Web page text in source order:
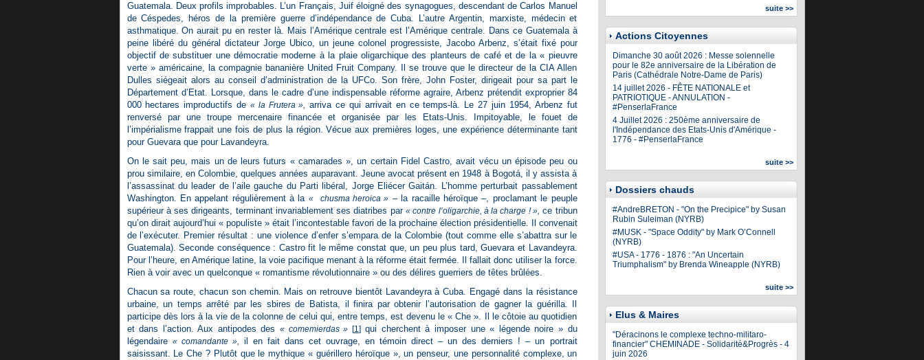
Guatemala. Deux profils improbables. L’un Français, Juif éloigné des synagogues, descendant de Carlos Manuel
de Céspedes, héros de la première guerre d’indépendance de Cuba. L’autre Argentin, marxiste, médecin et
asthmatique. On aurait pu en rester là. Mais l’Amérique centrale est l’Amérique centrale. Dans ce Guatemala à
peine libéré du général dictateur Jorge Ubico, un jeune colonel progressiste, Jacobo Arbenz, s’était fixé pour
objectif de substituer une démocratie moderne à la plaie oligarchique des planteurs de café et de la « pieuvre
verte » américaine, la compagnie bananière United Fruit Company. Il se trouve que le directeur de la CIA Allen
Dulles siégeait alors au conseil d’administration de la UFCo. Son frère, John Foster, dirigeait pour sa part le
Département d’Etat. Lorsque, dans le cadre d’une indispensable réforme agraire, Arbenz prétendit exproprier 84
000 hectares improductifs de « la Frutera », arriva ce qui arrivait en ce temps-là. Le 27 juin 1954, Arbenz fut
renversé par une troupe mercenaire financée et organisée par les Etats-Unis. Impitoyable, le fouet de
l’impérialisme frappait une fois de plus la région. Vécue aux premières loges, une expérience déterminante tant
pour Guevara que pour Lavandeyra.
On le sait peu, mais un de leurs futurs « camarades », un certain Fidel Castro, avait vécu un épisode peu ou
prou similaire, en Colombie, quelques années auparavant. Jeune avocat présent en 1948 à Bogotá, il y assista à
l’assassinat du leader de l’aile gauche du Parti libéral, Jorge Eliécer Gaitán. L’homme perturbait passablement
Washington. En appelant régulièrement à la « chusma heroica » – la racaille héroïque –, proclamant le peuple
supérieur à ses dirigeants, terminant invariablement ses diatribes par « contre l’oligarchie, à la charge ! », ce tribun
qu’on dirait aujourd’hui « populiste » était l’incontestable favori de la prochaine élection présidentielle. Il convenait
de l’exécuter. Premier résultat : une violence d’enfer s’empara de la Colombie (tout comme elle s’abattra sur le
Guatemala). Seconde conséquence : Castro fit le même constat que, un peu plus tard, Guevara et Lavandeyra.
Pour l’heure, en Amérique latine, la voie pacifique menant à la réforme était fermée. Il fallait donc utiliser la force.
Rien à voir avec un quelconque « romantisme révolutionnaire » ou des délires guerriers de têtes brûlées.
Chacun sa route, chacun son chemin. Mais on retrouve bientôt Lavandeyra à Cuba. Engagé dans la résistance
urbaine, un temps arrêté par les sbires de Batista, il finira par obtenir l’autorisation de gagner la guérilla. Il
participe dès lors à la vie de la colonne de celui qui, entre temps, est devenu le « Che ». Il le côtoie au quotidien
et dans l’action. Aux antipodes des « comemierdas » [1]qui cherchent à imposer une « légende noire » du
légendaire « comandante », il en fait dans cet ouvrage, en témoin direct – un des derniers ! – un portrait
saisissant. Le Che ? Plutôt que le mythique « guérillero héroïque », un penseur, une personnalité complexe, un
suite >>
Actions Citoyennes
Dimanche 30 août 2026 : Messe solennelle
pour le 82e anniversaire de la Libération de
Paris (Cathédrale Notre-Dame de Paris)
14 juillet 2026 - FÊTE NATIONALE et
PATRIOTIQUE - ANNULATION -
#PenserlaFrance
4 Juillet 2026 : 250ème anniversaire de
l'Indépendance des Etats-Unis d'Amérique -
1776 - #PenserlaFrance
suite >>
Dossiers chauds
#AndreBRETON - "On the Precipice" by Susan
Rubin Suleiman (NYRB)
#MUSK - "Space Oddity" by Mark O’Connell
(NYRB)
#USA - 1776 - 1876 : "An Uncertain
Triumphalism" by Brenda Wineapple (NYRB)
suite >>
Elus & Maires
"Déracinons le complexe techno-militaro-
financier" CHEMINADE - Solidarité&Progrès - 4
juin 2026